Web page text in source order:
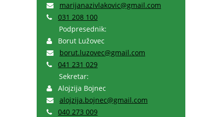
marijanazivlakovic@gmail.com
031 208 100
Podpresednik:
Borut Lužovec
borut.luzovec@gmail.com
041 231 029
Sekretar:
Alojzija Bojnec
alojzija.bojnec@gmail.com
040 273 009